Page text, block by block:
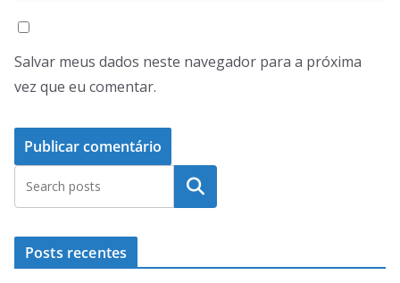
Salvar meus dados neste navegador para a próxima
vez que eu comentar.
Pesquisar
Posts recentes